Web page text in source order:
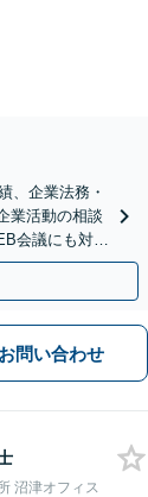
、企業法務・
業活動の相談
会議にも対
問い合わせ
沼津オフィス